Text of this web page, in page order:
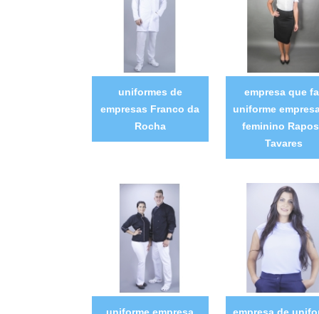
uniformes de
empresas Franco da
Rocha
empresa que
uniforme
feminino
Tavares